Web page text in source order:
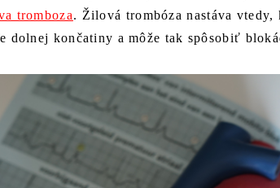
tromboza. Žilová trombóza nastáva
dolnej končatiny a môže tak spôsobiť